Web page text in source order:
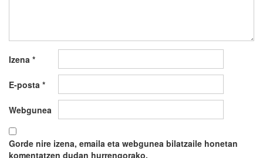
Izena *
E-posta *
Webgunea
Gorde nire izena, emaila eta webgunea bilatzaile honetan
komentatzen dudan hurrengorako.